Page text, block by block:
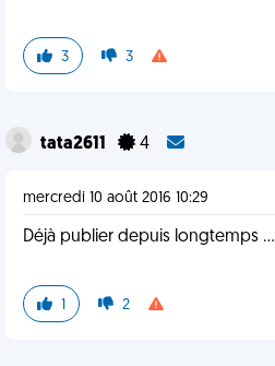
3 3
tata2611 4
mercredi 10 août 2016 10:29
Déjà publier depuis longtemps ...
1 2